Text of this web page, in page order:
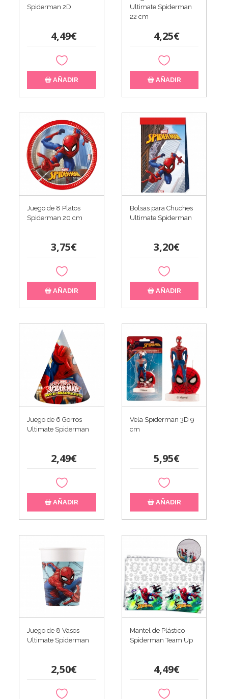
Spiderman 2D
4,49€
AÑADIR
Ultimate Spiderman
22 cm
4,25€
AÑADIR
Juego de 8 Platos
Spiderman 20 cm
3,75€
AÑADIR
Bolsas para Chuches
Ultimate Spiderman
3,20€
AÑADIR
Juego de 6 Gorros
Ultimate Spiderman
2,49€
AÑADIR
Vela Spiderman 3D 9
cm
5,95€
AÑADIR
Juego de 8 Vasos
Ultimate Spiderman
2,50€
Mantel de Plástico
Spiderman Team Up
4,49€